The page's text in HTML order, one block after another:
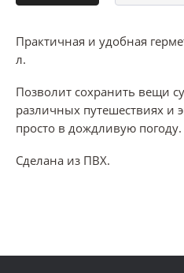
Практичная и удобная
л.
Позволит сохранить вещи
различных путешествиях и
просто в дождливую погоду.
Сделана из ПВХ.